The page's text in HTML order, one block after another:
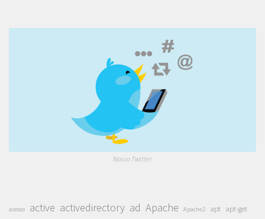
Nosso Twitter
acesso active activedirectory ad Apache Apache2 apt apt-get